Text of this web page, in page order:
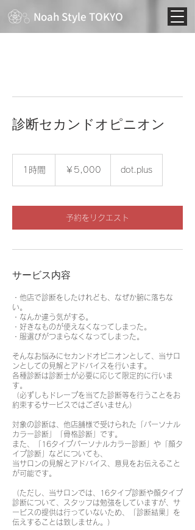
Noah Style TOKYO
診断セカンドオピニオン
1時間 ￥5,000 dot.plus
予約をリクエスト
サービス内容
・他店で診断をしたけれども、なぜか腑に落ちな
い。
・なんか違う気がする。
・好きなものが使えなくなってしまった。
・服選びがつまらなくなってしまった。
そんなお悩みにセカンドオピニオンとして、当サロ
ンとしての見解とアドバイスを行います。
各種診断は診断士が必要に応じて限定的に行いま
す。
（必ずしもドレープを当てた診断等を行うことをお
約束するサービスではございません）
対象の診断は、他店舗様で受けられた「パーソナル
カラー診断」「骨格診断」です。
また、「16タイプパーソナルカラー診断」や「顔タ
イプ診断」などについても、
当サロンの見解とアドバイス、意見をお伝えること
が可能です。
（ただし、当サロンでは、16タイプ診断や顔タイプ
診断について、スタッフは勉強をしていますが、サ
ービスの提供は行っていないため、「診断結果」を
伝えすることは致しません。）